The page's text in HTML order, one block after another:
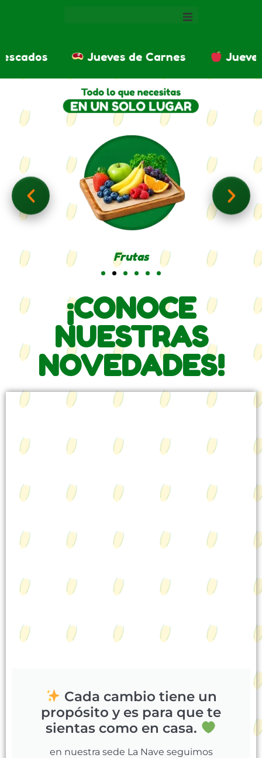
Ofertas
Domicilios
Nuestras Sedes
Emisora
Recetas
Sobre Nosotros
Jueves de Carnes Jueves de Cosecha
Frutas
¡CONOCE
NUESTRAS
NOVEDADES!
Cada cambio tiene un
propósito y es para que te
sientas como en casa.
en nuestra sede La Nave seguimos